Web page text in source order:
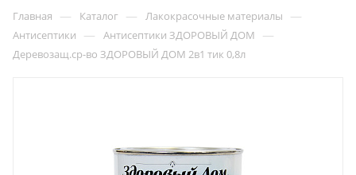
Главная — Каталог — Лакокрасочные материалы —
Антисептики — Антисептики ЗДОРОВЫЙ ДОМ —
Деревозащ.ср-во ЗДОРОВЫЙ ДОМ 2в1 тик 0,8л